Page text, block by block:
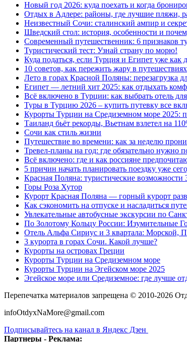
Новый год 2026: куда поехать и когда
Отдых в Адлере: районы, где лучшие пляжи,
Неизвестный Сочи: сталинский ампир и
Шведский стол: история, особенности и
Современный путешественник: 6 признаков
Туристический тест: Узнай страну по морю!
Куда податься, если Турция и Египет уже как
10 советов, как пережить жару в путешествиях
Лето в горах Красной Поляны: перезагрузка
Египет — летний хит 2025: как отдыхать
Всё включено в Турции: как выбрать отель
Туры в Турцию 2026 – купить путевку все
Курорты Турции на Средиземном море 2025:
Таиланд бьёт рекорды, Вьетнам взлетел на
Сочи как стиль жизни
Путешествие во времени: как за неделю
Тревел-планы на год: где обязательно нужно
Всё включено: где и как россияне
5 причин начать планировать поездку уже
Красная Поляна: туристические возможности
Горы Роза Хутор
Курорт Красная Поляна — горный курорт
Как сэкономить на отпуске и насладиться
Увлекательные автобусные экскурсии по
По Золотому Кольцу России: Изумительные
Отель Альфа Сириус и 3 квартала: Морской,
3 курорта в горах Сочи. Какой лучше?
Курорты на островах Греции
Курорты Турции на Средиземном море
Курорты Турции на Эгейском море 2025
Эгейское море или Средиземное: где лучше
Перепечатка материалов запрещена © 2010-2026
infoOtdyxNaMore@gmail.com
Подписывайтесь на канал в Яндекс Дзен
Партнеры - Реклама: